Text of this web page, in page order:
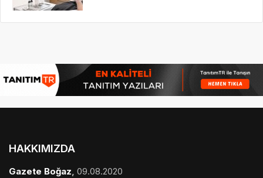
HAKKIMIZDA
Gazete Boğaz, 09.08.2020